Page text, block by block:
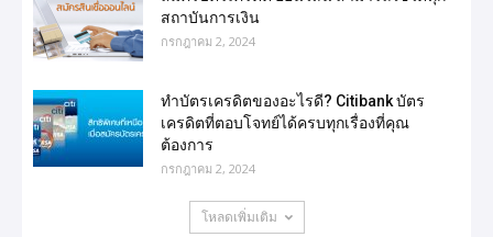
สถาบันการเงิน
กรกฎาคม 2, 2024
ทำบัตรเครดิตของอะไรดี? Citibank บัตร
เครดิตที่ตอบโจทย์ได้ครบทุกเรื่องที่คุณ
ต้องการ
กรกฎาคม 2, 2024
โหลดเพิ่มเติม